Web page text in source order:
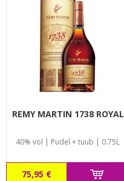
REMY MARTIN 1738 ROYAL
40% vol | Pudel + tuub | 0.75L
75,95 €